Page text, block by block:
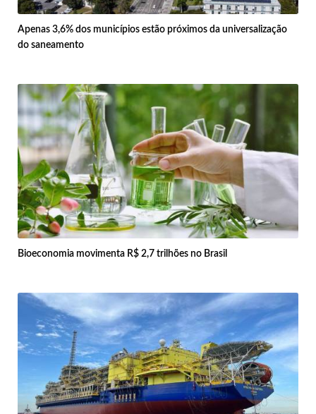
Apenas 3,6% dos municípios estão próximos da universalização
do saneamento
Bioeconomia movimenta R$ 2,7 trilhões no Brasil